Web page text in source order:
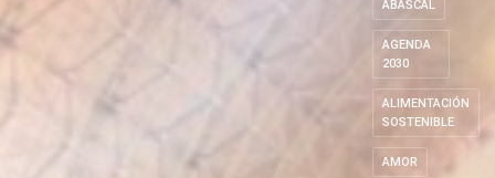
ETIQUETA
S
ABASCAL
AGENDA
2030